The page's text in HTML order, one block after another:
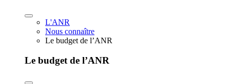
L'ANR
Nous connaître
Le budget de l’ANR
Le budget de l’ANR